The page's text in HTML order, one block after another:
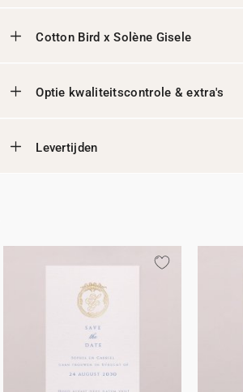
Cotton Bird x Solène Gisele
Optie kwaliteitscontrole & extra's
Levertijden